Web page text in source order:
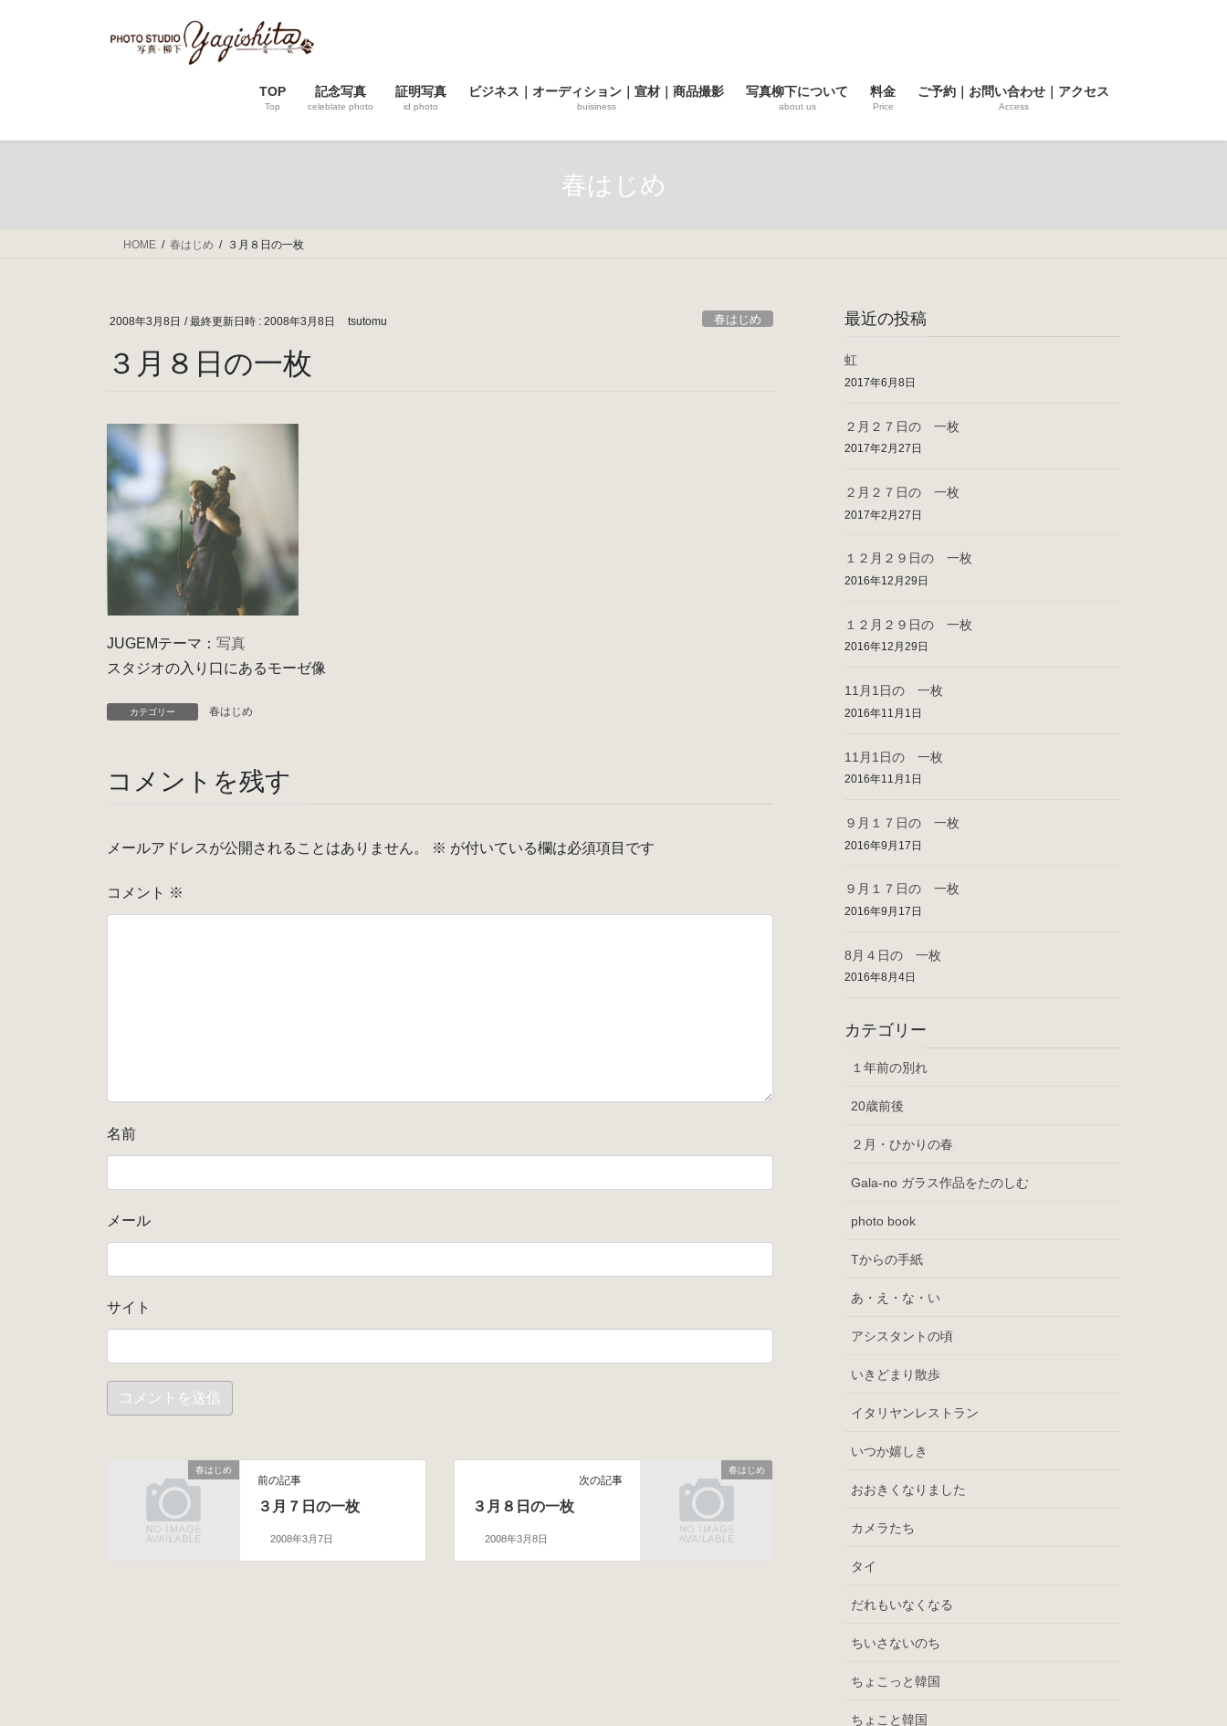
ス
ン
TOP
Top
記念写真
celeblate photo
証明写真
id photo
ビジネス｜オーディション｜宣材｜商品撮影
buisiness
写真柳下について
about us
料金
Price
ご予約｜お問い合わせ｜アクセス
Access
春はじめ
HOME 春はじめ ３月８日の一枚
2008年3月8日 / 最終更新日時 : 2008年3月8日 tsutomu 春はじめ
３月８日の一枚
JUGEMテーマ： 写真
スタジオの入り口にあるモーゼ像
カテゴリー 春はじめ
コメントを残す
メールアドレスが公開されることはありません。 ※ が付いている欄は必須項目です
コメント ※
名前
メール
サイト
春はじめ
前の記事
３月７日の一枚
2008年3月7日
春はじめ
次の記事
３月８日の一枚
2008年3月8日
最近の投稿
虹
2017年6月8日
２月２７日の 一枚
2017年2月27日
２月２７日の 一枚
2017年2月27日
１２月２９日の 一枚
2016年12月29日
１２月２９日の 一枚
2016年12月29日
11月1日の 一枚
2016年11月1日
11月1日の 一枚
2016年11月1日
９月１７日の 一枚
2016年9月17日
９月１７日の 一枚
2016年9月17日
8月４日の 一枚
2016年8月4日
カテゴリー
１年前の別れ
20歳前後
２月・ひかりの春
Gala-no ガラス作品をたのしむ
photo book
Tからの手紙
あ・え・な・い
アシスタントの頃
いきどまり散歩
イタリヤンレストラン
いつか嬉しき
おおきくなりました
カメラたち
タイ
だれもいなくなる
ちいさないのち
ちょこっと韓国
ちょこと韓国